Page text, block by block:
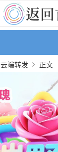
云端转发 正文